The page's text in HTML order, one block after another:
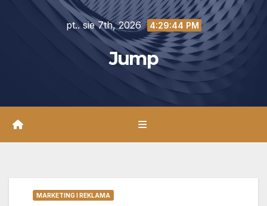
pt.. sie 7th, 2026 4:29:45 PM
Jump
MARKETING I REKLAMA